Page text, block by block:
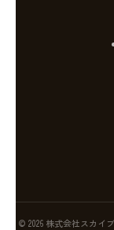
© 2026 株式会社スカイ